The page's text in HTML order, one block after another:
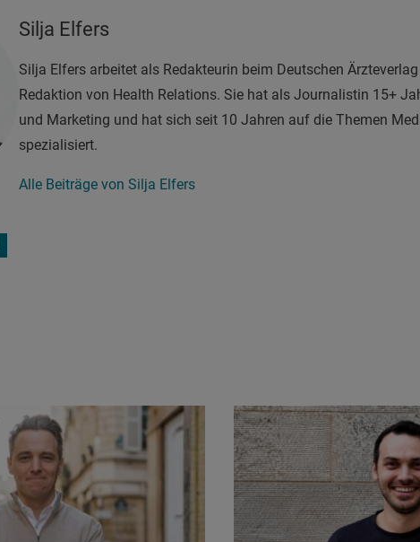
Silja Elfers
Silja Elfers arbeitet als Redakteurin beim Deutschen
Redaktion von Health Relations. Sie hat als Journalistin 15+
und Marketing und hat sich seit 10 Jahren auf die Themen
spezialisiert.
Alle Beiträge von Silja Elfers